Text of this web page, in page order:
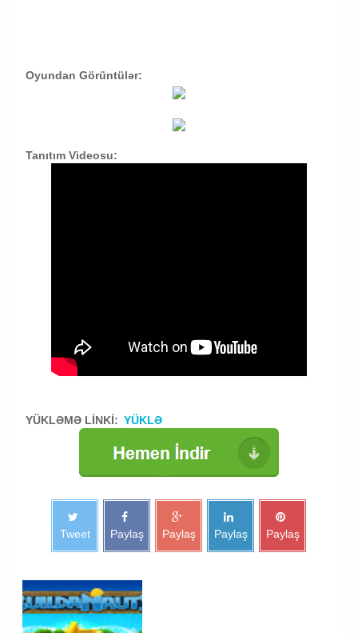
Oyundan Görüntülər:
Tanıtım Videosu:
YÜKLƏMƏ LİNKİ: YÜKLƏ
Tweet Paylaş Paylaş Paylaş Paylaş